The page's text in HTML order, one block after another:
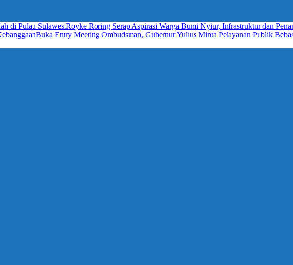
di Pulau SulawesiRoyke Roring Serap Aspirasi Warga Bumi Nyiur, Infrastruktur dan
Buka Entry Meeting Ombudsman, Gubernur Yulius Minta Pelayanan Publik